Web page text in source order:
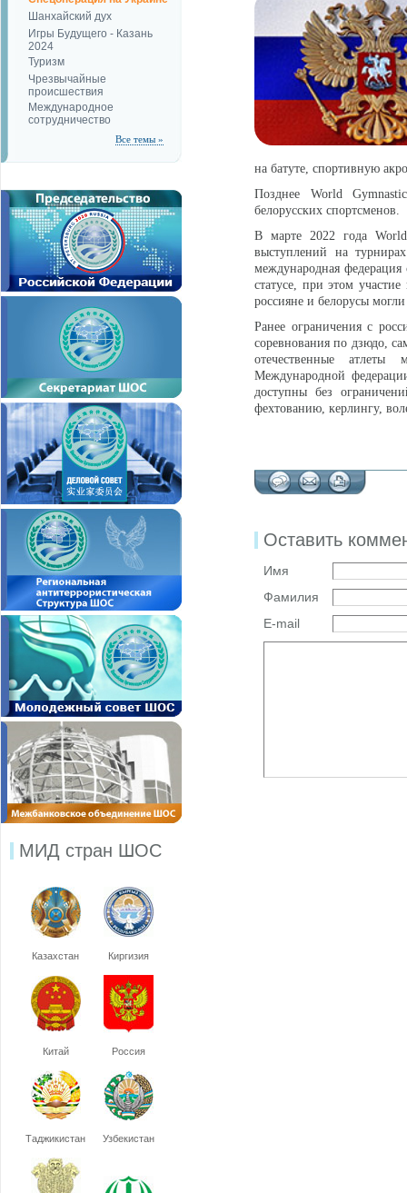
Шанхайский дух
Игры Будущего - Казань
2024
Туризм
Чрезвычайные
происшествия
Международное
сотрудничество
Все темы »
МИД стран ШОС
Казахстан Киргизия
Китай Россия
Таджикистан Узбекистан
на батуте, спортивную
Позднее World
белорусских спортсменов.
В марте 2022 года World
выступлений на
международная
статусе, при этом
россияне и белорусы
Ранее ограничения с
соревнования по дзюдо,
отечественные
Международной
доступны без
фехтованию, керлингу,
Оставить
Имя
Фамилия
E-mail